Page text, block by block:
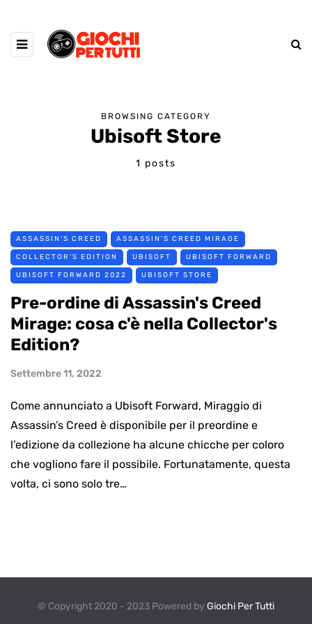
BROWSING CATEGORY
Ubisoft Store
1 posts
ASSASSIN'S CREED ASSASSIN'S CREED MIRAGE
COLLECTOR'S EDITION UBISOFT UBISOFT FORWARD
UBISOFT FORWARD 2022 UBISOFT STORE
Pre-ordine di Assassin's Creed
Mirage: cosa c'è nella Collector's
Edition?
Settembre 11, 2022
Come annunciato a Ubisoft Forward, Miraggio di
Assassin’s Creed è disponibile per il preordine e
l’edizione da collezione ha alcune chicche per coloro
che vogliono fare il possibile. Fortunatamente, questa
volta, ci sono solo tre…
© Copyright 2020 - 2023 Powered by Giochi Per Tutti